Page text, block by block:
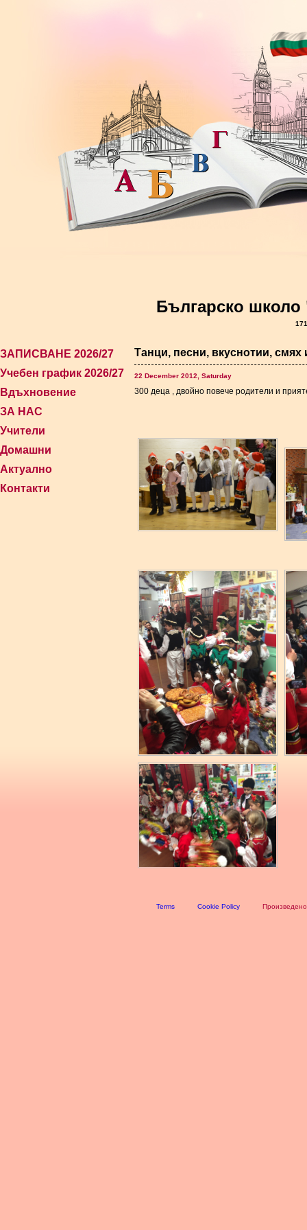
Българско
ЗАПИСВАНЕ 2026/27
Учебен график 2026/27
Вдъхновение
ЗА НАС
Учители
Домашни
Актуално
Контакти
Танци, песни, вкуснотии, смях
22 December 2012, Saturday
300 деца , двойно повече родители и
Terms Cookie Policy